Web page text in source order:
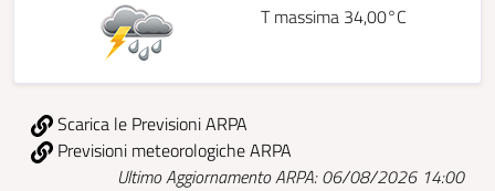
T massima 34,00°C
Scarica le Previsioni ARPA
Previsioni meteorologiche ARPA
Ultimo Aggiornamento ARPA: 06/08/2026 14:00